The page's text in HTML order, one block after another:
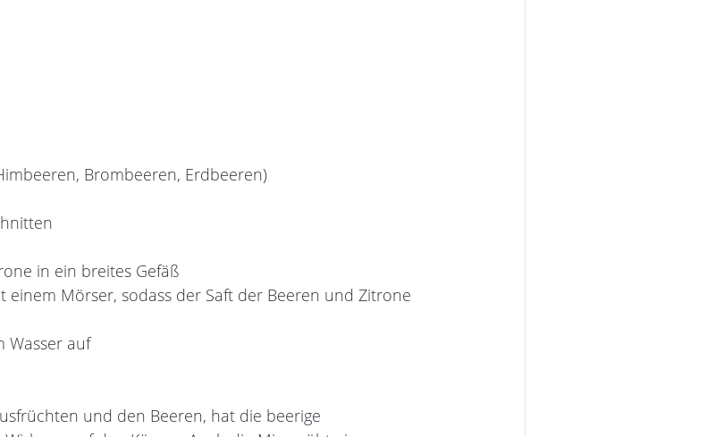
Brombeeren, Erdbeeren)
in ein breites Gefäß
einem Mörser, sodass der Saft der Beeren und Zitrone
Wasser auf
und den Beeren, hat die beerige